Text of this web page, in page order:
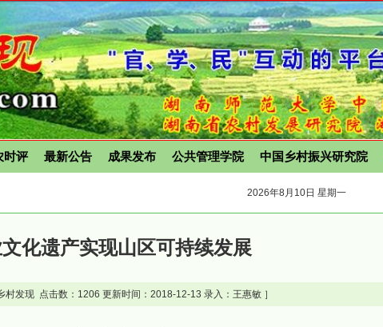
时评 最新公告 成果发布 公共管理学院 中国乡村振兴研究院
2026年8月10日 星期一
化遗产实现山区可持续发展
发现 点击数： 1206 更新时间：2018-12-13 录入：王惠敏 ］